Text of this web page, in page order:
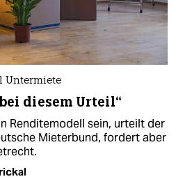
Untermiete
diesem Urteil“
Renditemodell sein, urteilt der
Mieterbund, fordert aber